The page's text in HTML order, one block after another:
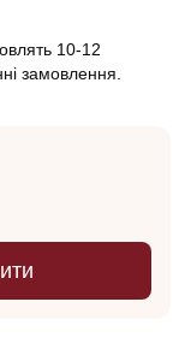
10-12
замовлення.